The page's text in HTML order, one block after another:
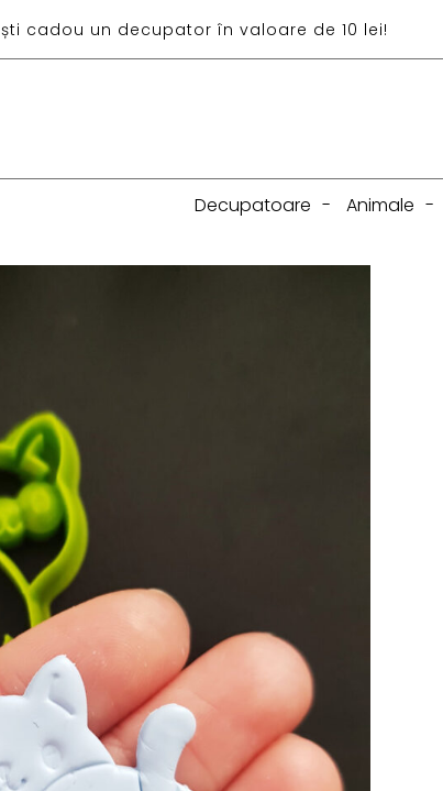
cadou un decupator în valoare de 10 lei!
Decupatoare - Animale -